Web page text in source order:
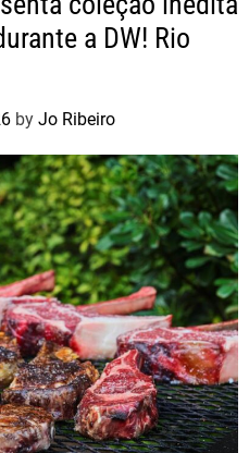
a DW! Rio
by Jo Ribeiro